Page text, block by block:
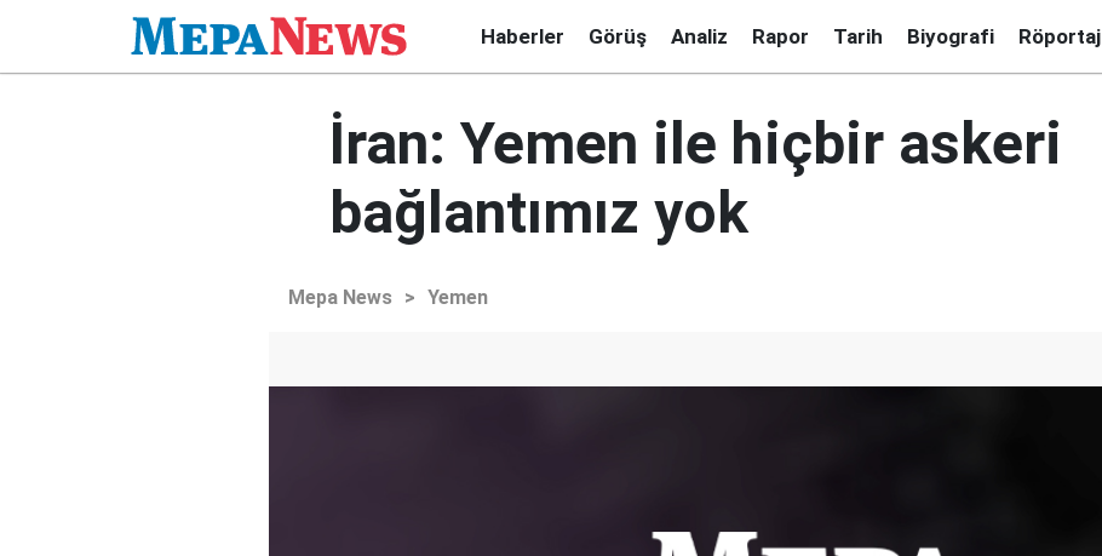
Haberler Görüş Analiz Rapor Tarih Biyografi Röportaj
İran: Yemen ile hiçbir askeri
bağlantımız yok
Mepa News > Yemen